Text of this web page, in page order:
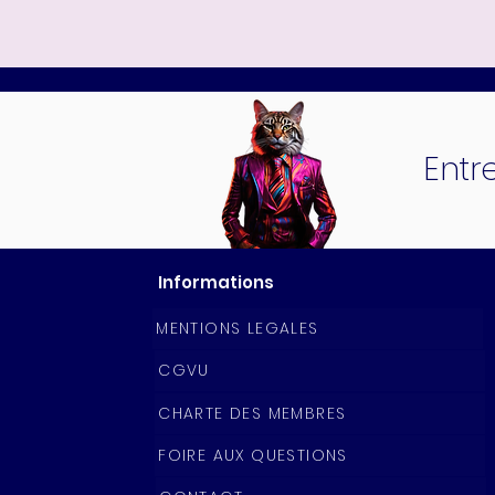
Informations
MENTIONS LEGALES
CGVU
CHARTE DES MEMBRES
FOIRE AUX QUESTIONS